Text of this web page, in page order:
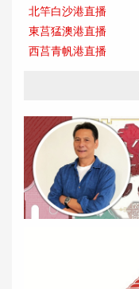
北竿白沙港直播
東莒猛澳港直播
西莒青帆港直播